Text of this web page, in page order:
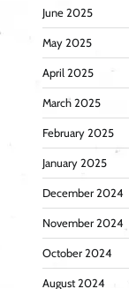
June 2025
May 2025
April 2025
March 2025
February 2025
January 2025
December 2024
November 2024
October 2024
August 2024